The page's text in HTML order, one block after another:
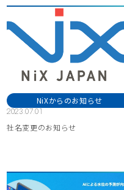
NiXからのお知らせ
2023.07.01
社名変更のお知らせ